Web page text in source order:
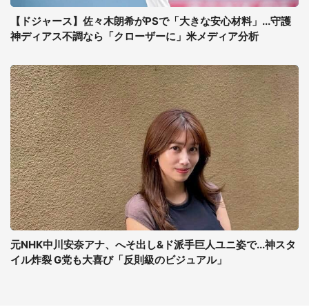
【ドジャース】佐々木朗希がPSで「大きな安心材料」...守護
神ディアス不調なら「クローザーに」米メディア分析
元NHK中川安奈アナ、へそ出し&ド派手巨人ユニ姿で...神スタ
イル炸裂 G党も大喜び「反則級のビジュアル」